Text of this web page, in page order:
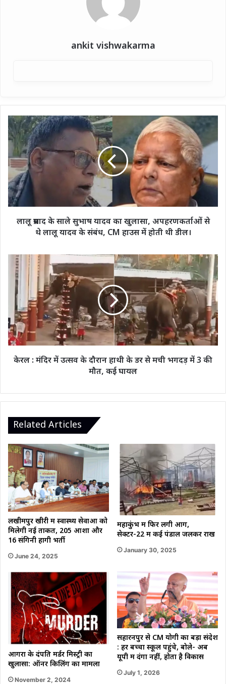
ankit vishwakarma
लालू
प्रसाद
के
साले
सुभाष
यादव
का
खुलासा,
अपहरणकर्ताओं
संबंध,
CM
हाउस
होती
थी
डील।
लालू प्रसाद के साले सुभाष यादव का खुलासा, अपहरणकर्ताओं से
थे लालू यादव के संबंध, CM हाउस में होती थी डील।
केरल
मंदिर
उत्सव
दौरान
हाथी
के
डर
की
मौत,
घायल
केरल : मंदिर में उत्सव के दौरान हाथी के डर से मची भगदड़ में 3 की
मौत, कई घायल
Related Articles
लखीमपुर खीरी में स्वास्थ्य सेवाओं को
मिलेगी नई ताकत, 205 आशा और
16 संगिनी होंगी भर्ती
June 24, 2025
महाकुंभ में फिर लगी आग,
सेक्टर-22 में कई पंडाल जलकर राख
January 30, 2025
आगरा के दंपति मर्डर मिस्ट्री का
खुलासा: ऑनर किलिंग का मामला
November 2, 2024
सहारनपुर से CM योगी का बड़ा संदेश
: हर बच्चा स्कूल पहुंचे, बोले- अब
यूपी में दंगा नहीं, होता है विकास
July 1, 2026